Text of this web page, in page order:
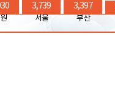
3,739
서울
3,397
부산